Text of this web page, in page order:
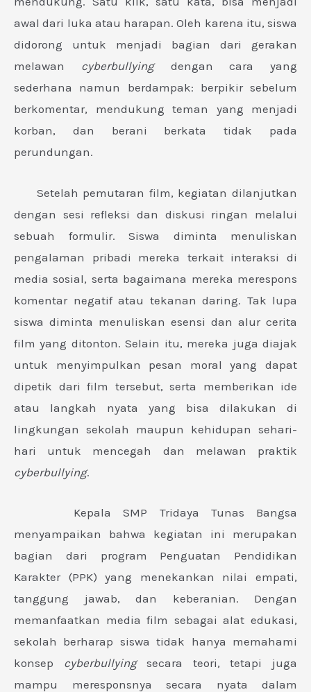
awal dari luka atau harapan. Oleh karena itu, siswa
didorong untuk menjadi bagian dari gerakan
melawan cyberbullyingdengan cara yang
sederhana namun berdampak: berpikir sebelum
berkomentar, mendukung teman yang menjadi
korban, dan berani berkata tidak pada
perundungan.
Setelah pemutaran film, kegiatan dilanjutkan
dengan sesi refleksi dan diskusi ringan melalui
sebuah formulir. Siswa diminta menuliskan
pengalaman pribadi mereka terkait interaksi di
media sosial, serta bagaimana mereka merespons
komentar negatif atau tekanan daring. Tak lupa
siswa diminta menuliskan esensi dan alur cerita
film yang ditonton. Selain itu, mereka juga diajak
untuk menyimpulkan pesan moral yang dapat
dipetik dari film tersebut, serta memberikan ide
atau langkah nyata yang bisa dilakukan di
lingkungan sekolah maupun kehidupan sehari-
hari untuk mencegah dan melawan praktik
cyberbullying.
Kepala SMP Tridaya Tunas Bangsa
menyampaikan bahwa kegiatan ini merupakan
bagian dari program Penguatan Pendidikan
Karakter (PPK) yang menekankan nilai empati,
tanggung jawab, dan keberanian. Dengan
memanfaatkan media film sebagai alat edukasi,
sekolah berharap siswa tidak hanya memahami
konsep cyberbullyingsecara teori, tetapi juga
mampu meresponsnya secara nyata dalam